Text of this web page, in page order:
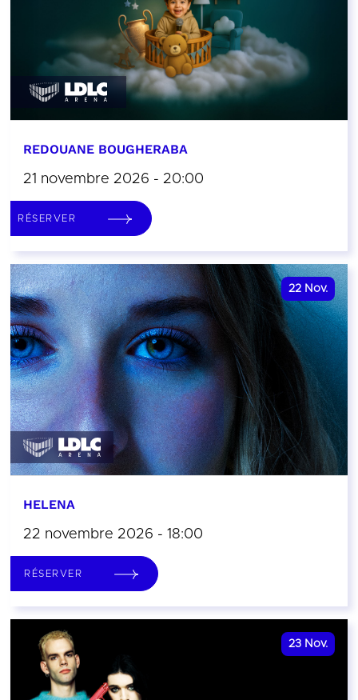
REDOUANE BOUGHERABA
21 novembre 2026 - 20:00
RÉSERVER
22 Nov.
HELENA
22 novembre 2026 - 18:00
RÉSERVER
23 Nov.